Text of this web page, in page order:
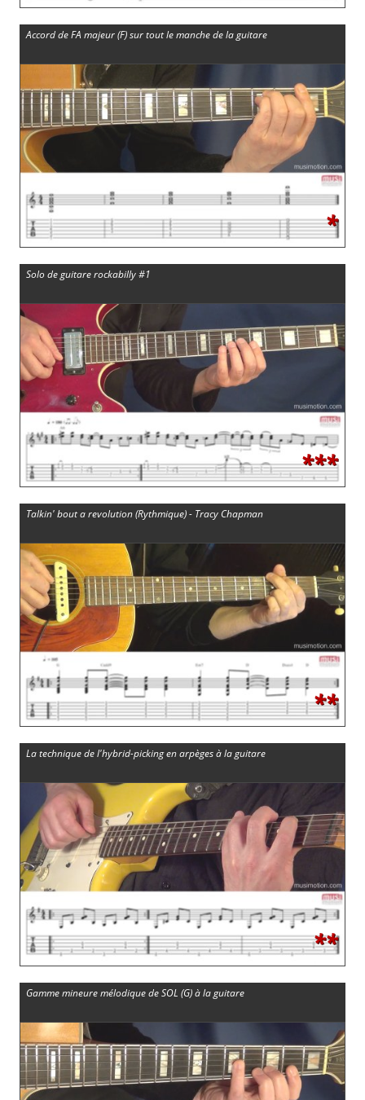
Accord de FA majeur (F) sur tout le manche de la guitare
*
Solo de guitare rockabilly #1
***
Talkin' bout a revolution (Rythmique) - Tracy Chapman
**
La technique de l'hybrid-picking en arpèges à la guitare
**
Gamme mineure mélodique de SOL (G) à la guitare